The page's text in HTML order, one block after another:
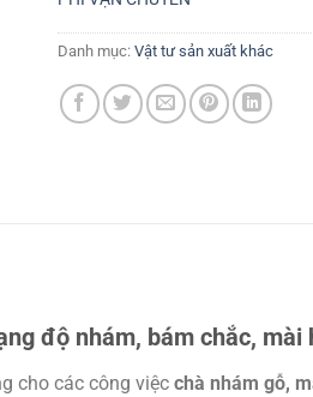
Danh mục: Vật tư sản xuất khác
độ nhám, bám chắc, mài
cho các công việc chà nhám gỗ,